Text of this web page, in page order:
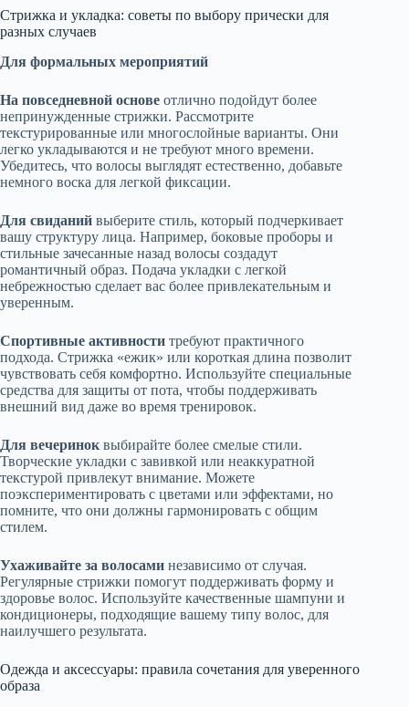
Стрижка и укладка: советы по выбору прически для
разных случаев
Для формальных мероприятий
На повседневной основе отлично подойдут более
непринужденные стрижки. Рассмотрите
текстурированные или многослойные варианты. Они
легко укладываются и не требуют много времени.
Убедитесь, что волосы выглядят естественно, добавьте
немного воска для легкой фиксации.
Для свиданий выберите стиль, который подчеркивает
вашу структуру лица. Например, боковые проборы и
стильные зачесанные назад волосы создадут
романтичный образ. Подача укладки с легкой
небрежностью сделает вас более привлекательным и
уверенным.
Спортивные активности требуют практичного
подхода. Стрижка «ежик» или короткая длина позволит
чувствовать себя комфортно. Используйте специальные
средства для защиты от пота, чтобы поддерживать
внешний вид даже во время тренировок.
Для вечеринок выбирайте более смелые стили.
Творческие укладки с завивкой или неаккуратной
текстурой привлекут внимание. Можете
поэкспериментировать с цветами или эффектами, но
помните, что они должны гармонировать с общим
стилем.
Ухаживайте за волосами независимо от случая.
Регулярные стрижки помогут поддерживать форму и
здоровье волос. Используйте качественные шампуни и
кондиционеры, подходящие вашему типу волос, для
наилучшего результата.
Одежда и аксессуары: правила сочетания для уверенного
образа